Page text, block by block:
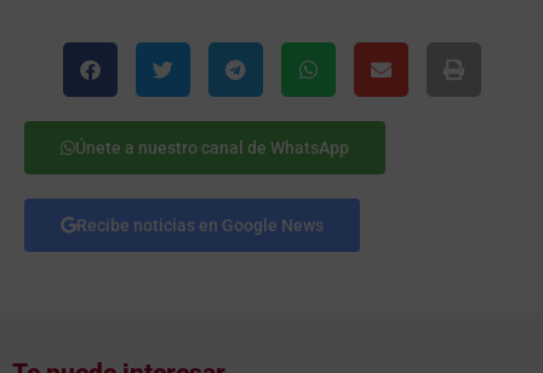
Únete a nuestro canal de WhatsApp
Recibe noticias en Google News